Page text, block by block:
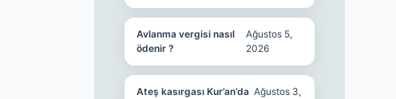
Avlanma vergisi nasıl
ödenir ?
Ağustos 5,
2026
Ateş kasırgası Kur’an’da Ağustos 3,